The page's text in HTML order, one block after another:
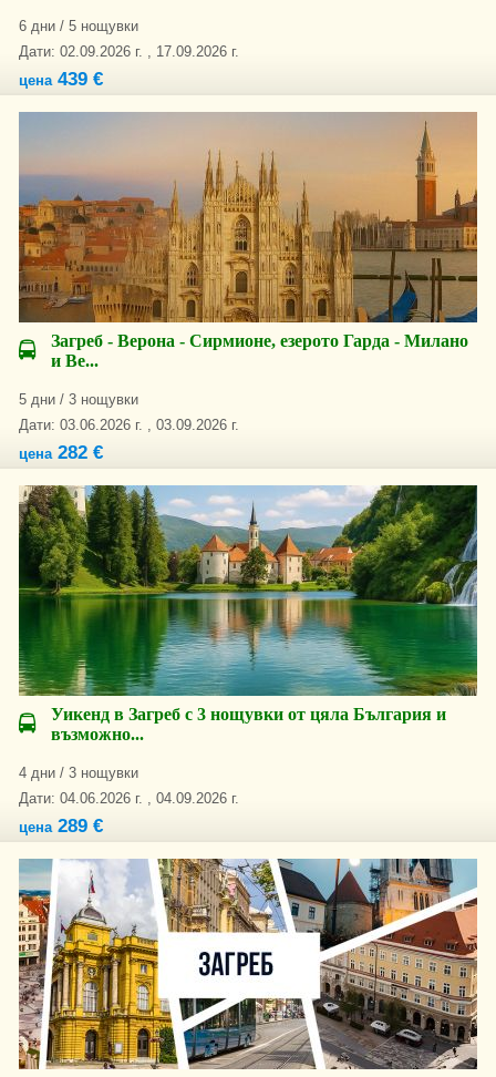
6 дни / 5 нощувки
Дати: 02.09.2026 г. , 17.09.2026 г.
цена439 €
Загреб - Верона - Сирмионе, езерото Гарда - Милано
и Ве...
5 дни / 3 нощувки
Дати: 03.06.2026 г. , 03.09.2026 г.
цена282 €
Уикенд в Загреб с 3 нощувки от цяла България и
възможно...
4 дни / 3 нощувки
Дати: 04.06.2026 г. , 04.09.2026 г.
цена289 €